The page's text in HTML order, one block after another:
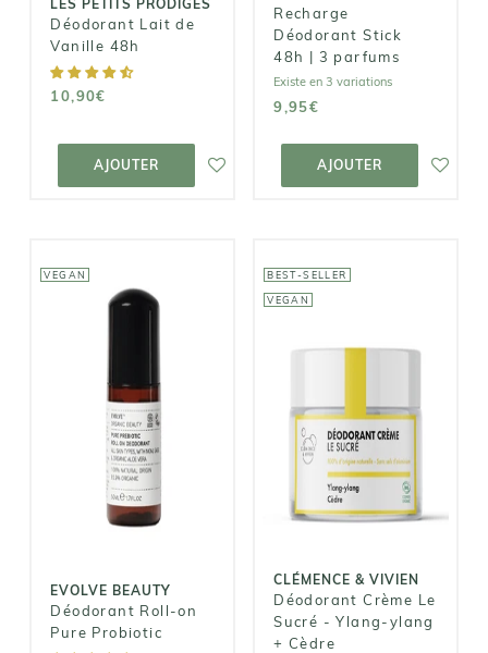
LES PETITS PRÖDIGES
Déodorant Lait de
Vanille 48h
10,90€
AJOUTER
AJOUTER AU
PANIER
Recharge
Déodorant Stick
48h | 3 parfums
Existe en 3 variations
9,95€
AJOUTER
AJOUTER AU
PANIER
VEGAN
EVOLVE BEAUTY
Déodorant Roll-on
Pure Probiotic
EVOLVE
BEAUTY
Déodorant
Roll-on Pure
Probiotic
BEST-SELLER
VEGAN
CLÉMENCE & VIVIEN
Déodorant Crème Le
Sucré - Ylang-ylang
+ Cèdre
CLÉMENCE &
VIVIEN
Déodorant
Crème Le
Sucré - Ylang-
ylang + Cèdre